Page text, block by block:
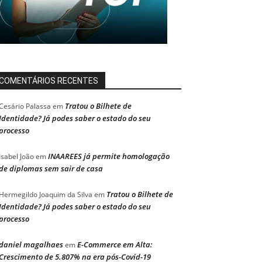
RECENTES
Palassa em Tratou o Bilhete de
Já podes saber o estado do seu
JoãoemINAAREES já permite homologação
diplomas sem sair de casa
Joaquim da Silva em Tratou o Bilhete de
Já podes saber o estado do seu
magalhaesemE-Commerce em Alta:
de 5.807% na era pós-Covid-19